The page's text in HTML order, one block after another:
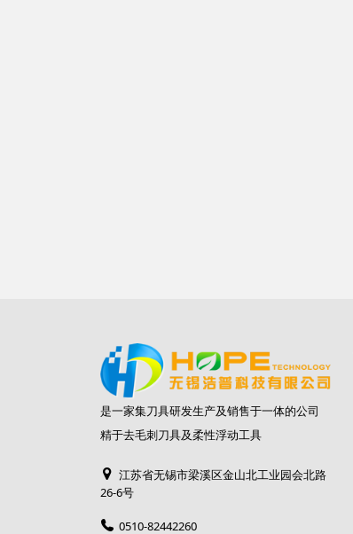
是一家集刀具研发生产及销售于一体的公司
精于去毛刺刀具及柔性浮动工具
江苏省无锡市梁溪区金山北工业园会北路
26-6号
0510-82442260